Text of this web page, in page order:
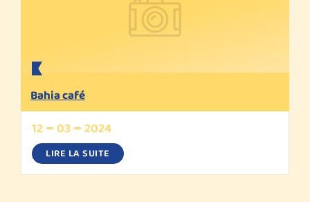
Bahia café
12 03 2024
LIRE LA SUITE